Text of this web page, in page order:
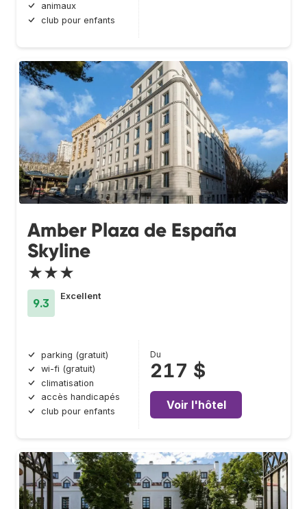
animaux
club pour enfants
Amber Plaza de España
Skyline
★★★
9.3
Excellent
parking (gratuit)
wi-fi (gratuit)
climatisation
accès handicapés
club pour enfants
Du
217 $
Voir l'hôtel